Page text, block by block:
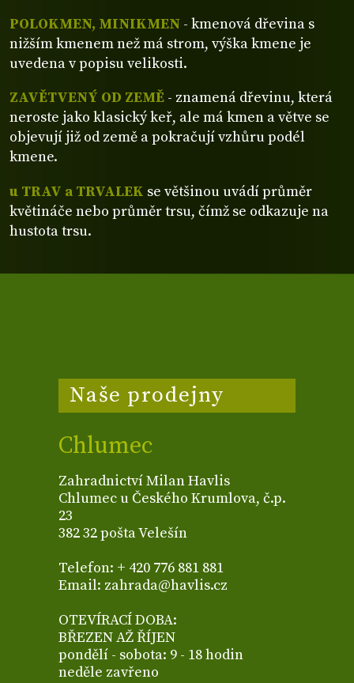
POLOKMEN, MINIKMEN - kmenová dřevina s
nižším kmenem než má strom, výška kmene je
uvedena v popisu velikosti.
ZAVĚTVENÝ OD ZEMĚ - znamená dřevinu, která
neroste jako klasický keř, ale má kmen a větve se
objevují již od země a pokračují vzhůru podél
kmene.
u TRAV a TRVALEK se většinou uvádí průměr
květináče nebo průměr trsu, čímž se odkazuje na
hustota trsu.
Naše prodejny
Chlumec
Zahradnictví Milan Havlis
Chlumec u Českého Krumlova, č.p.
23
382 32 pošta Velešín
Telefon: + 420 776 881 881
Email: zahrada@havlis.cz
OTEVÍRACÍ DOBA:
BŘEZEN AŽ ŘÍJEN
pondělí - sobota: 9 - 18 hodin
neděle zavřeno